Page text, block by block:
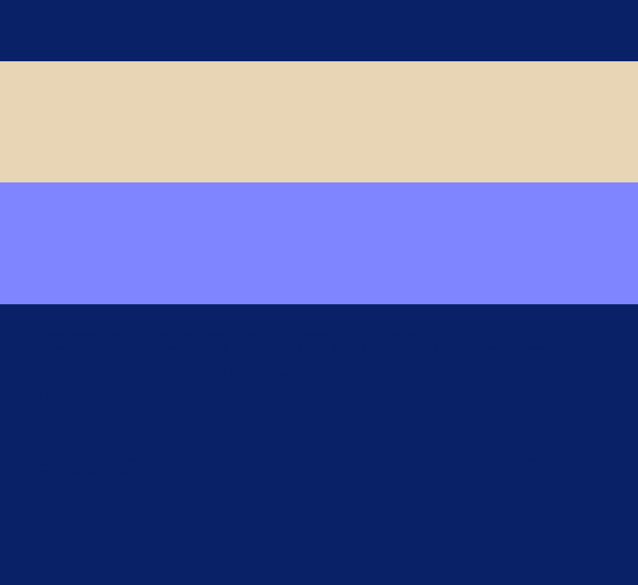
kunstneren Benet Zondo. Et væld af dyr flyder forsigtigt ned Zambezi-floden i Zimbabwe.
druknende dyr, da Zambezi oversvømmede i 1960’erne, vil dette dejlige tapet være elsket af både børn og voksne.
hovmodig flamingo er perfekt i din stue, entré, børneværelse eller spisestue.
og begejstring overalt i verden.
og sætter tapetbanerne op umiddelbart efter. Du kan halvere mønsterforbruget ved at køre med to ruller tapet under tapetseringen.
Paper (nonwoven) quality.